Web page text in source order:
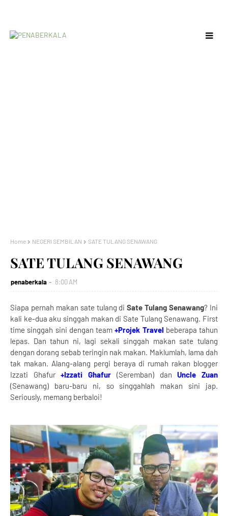
Home NEGERI SEMBILAN SATE TULANG SENAWANG
SATE TULANG SENAWANG
penaberkala 8:00 AM
Siapa pernah makan sate tulang diSate Tulang Senawang? Ini
kali ke-dua aku singgah makan di Sate Tulang Senawang. First
time singgah sini dengan team +Projek Travel beberapa tahun
lepas. Dan tahun ni, lagi sekali singgah makan sate tulang
dengan dorang sebab teringin nak makan. Maklumlah, lama dah
tak makan. Alang-alang pergi beraya di rumah rakan blogger
Izzati Ghafur+Izzati Ghafur (Seremban) danUncle Zuan
(Senawang) baru-baru ni, so singgahlah makan sini jap.
Seriously, memang berbaloi!